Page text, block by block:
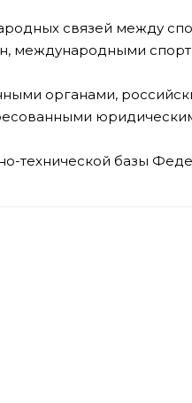
связей между
международными
органами,
технической базы